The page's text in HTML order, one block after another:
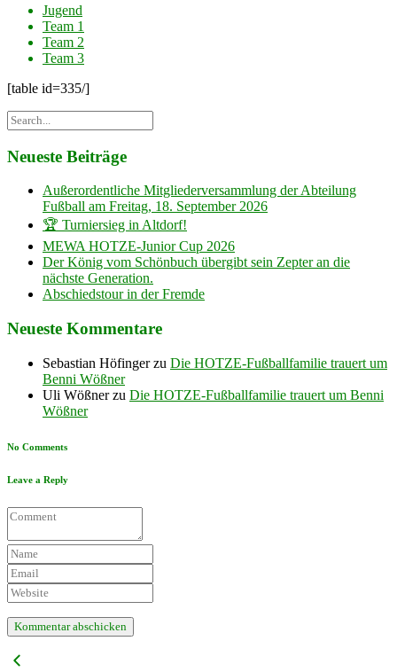
Jugend
Team 1
Team 2
Team 3
[table id=335/]
Neueste Beiträge
Außerordentliche Mitgliederversammlung der Abteilung
Fußball am Freitag, 18. September 2026
🏆 Turniersieg in Altdorf!
MEWA HOTZE-Junior Cup 2026
Der König vom Schönbuch übergibt sein Zepter an die
nächste Generation.
Abschiedstour in der Fremde
Neueste Kommentare
Sebastian Höfingerzu Die HOTZE-Fußballfamilie trauert um
Benni Wößner
Uli Wößnerzu Die HOTZE-Fußballfamilie trauert um Benni
Wößner
No Comments
Leave a Reply